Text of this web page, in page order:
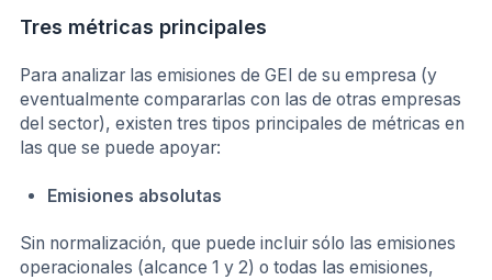
Tres métricas principales
Para analizar las emisiones de GEI de su empresa (y
eventualmente compararlas con las de otras empresas
del sector), existen tres tipos principales de métricas en
las que se puede apoyar:
Emisiones absolutas
Sin normalización, que puede incluir sólo las emisiones
operacionales (alcance 1 y 2) o todas las emisiones,